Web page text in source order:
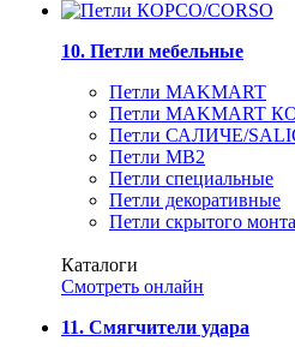
10. Петли мебельные
Петли MAKMART
Петли MAKMART
Петли САЛИЧЕ/
Петли MB2
Петли специальные
Петли декоративные
Петли скрытого
Каталоги
Смотреть онлайн
11. Смягчители удара